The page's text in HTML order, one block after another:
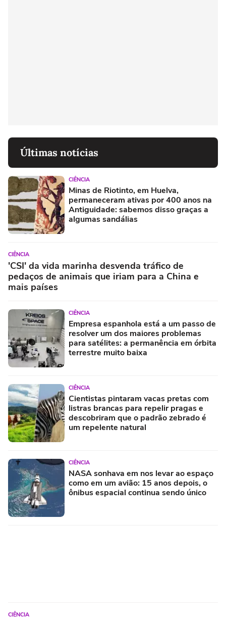
Últimas notícias
CIÊNCIA
Minas de Riotinto, em Huelva,
permaneceram ativas por 400 anos na
Antiguidade: sabemos disso graças a
algumas sandálias
CIÊNCIA
'CSI' da vida marinha desvenda tráfico de
pedaços de animais que iriam para a China e
mais países
CIÊNCIA
Empresa espanhola está a um passo de
resolver um dos maiores problemas
para satélites: a permanência em órbita
terrestre muito baixa
CIÊNCIA
Cientistas pintaram vacas pretas com
listras brancas para repelir pragas e
descobriram que o padrão zebrado é
um repelente natural
CIÊNCIA
NASA sonhava em nos levar ao espaço
como em um avião: 15 anos depois, o
ônibus espacial continua sendo único
CIÊNCIA